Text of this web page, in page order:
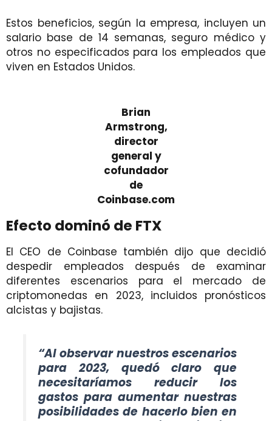
Estos beneficios, según la empresa, incluyen un
salario base de 14 semanas, seguro médico y
otros no especificados para los empleados que
viven en Estados Unidos.
Brian
Armstrong,
director
general y
cofundador
de
Coinbase.com
Efecto dominó de FTX
El CEO de Coinbase también dijo que decidió
despedir empleados después de examinar
diferentes escenarios para el mercado de
criptomonedas en 2023, incluidos pronósticos
alcistas y bajistas.
“Al observar nuestros escenarios
para 2023, quedó claro que
necesitaríamos reducir los
gastos para aumentar nuestras
posibilidades de hacerlo bien en